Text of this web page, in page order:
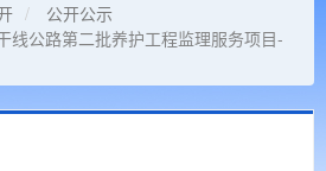
公开公示
线公路第二批养护工程监理服务项目-